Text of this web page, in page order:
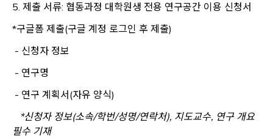
5. 제출 서류: 협동과정 대학원생 전용 연구공간 이용 신청서
*구글폼 제출(구글 계정 로그인 후 제출)
- 신청자 정보
- 연구명
- 연구 계획서(자유 양식)
*신청자 정보(소속/학번/성명/연락처), 지도교수, 연구 개요
필수 기재